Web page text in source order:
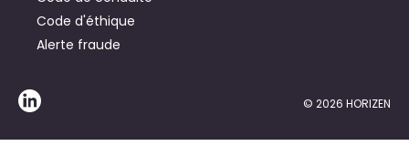
Code d'éthique
Alerte fraude
© 2026 HORIZEN